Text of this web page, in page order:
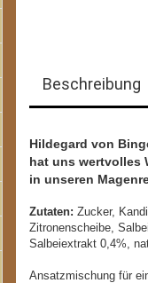
Beschreibung
Hildegard von
hat uns wertvolles
in unseren
Zutaten: Zucker,
Zitronenscheibe,
Salbeiextrakt 0,4%,
Ansatzmischung für